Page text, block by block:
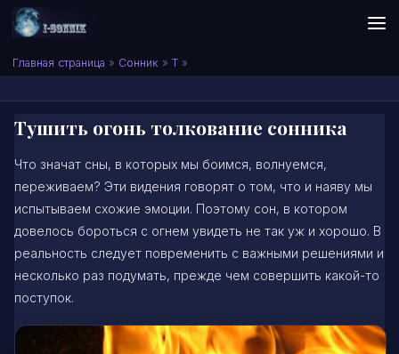
Skip to content
Сонник I-SONNIK.COM
Главная страница » Сонник » Т »
Тушить огонь толкование сонника
Что значат сны, в которых мы боимся, волнуемся,
переживаем? Эти видения говорят о том, что и наяву мы
испытываем схожие эмоции. Поэтому сон, в котором
довелось бороться с огнем увидеть не так уж и хорошо. В
реальность следует повременить с важными решениями и
несколько раз подумать, прежде чем совершить какой-то
поступок.